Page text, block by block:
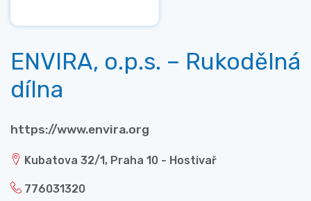
ENVIRA, o.p.s. – Rukodělná
dílna
https://www.envira.org
Kubatova 32/1, Praha 10 - Hostivař
776031320